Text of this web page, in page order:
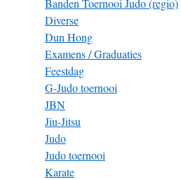
Banden Toernooi Judo (regio)
Diverse
Dun Hong
Examens / Graduaties
Feestdag
G-Judo toernooi
JBN
Jiu-Jitsu
Judo
Judo toernooi
Karate